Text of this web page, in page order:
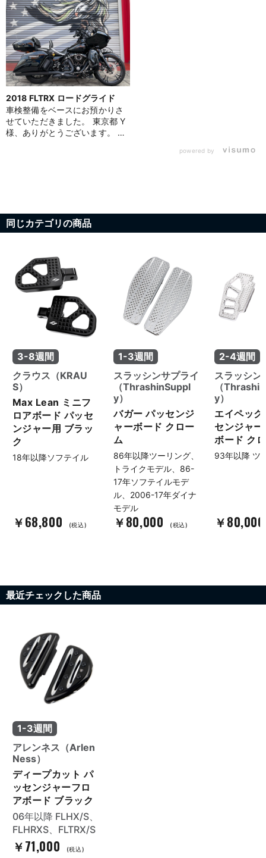
2018 FLTRX ロードグライド
車検整備をベースにお預かりさ
せていただきました。 東京都 Y
様、ありがとうございます。 今
で交換し、オイルフィルターの
交換・洗浄も実施。 ツーリング
モデルらしい重厚な走りを内部
っています。 カスタム済みのロ
ードグライドの車検整備は、ぜ
ひパインバレーにお任せくださ
い。 No.133881
powered by
お買い物を続ける
同じカテゴリの商品
3-8週間
クラウス（KRAU
S）
Max Lean ミニフ
ロアボード パッセ
ンジャー用 ブラッ
ク
18年以降ソフテイル
￥68,800 (税込)
1-3週間
スラッシンサプライ
（ThrashinSuppl
y）
バガー パッセンジ
ャーボード クロー
ム
86年以降ツーリング、
トライクモデル、86-
17年ソフテイルモデ
ル、2006-17年ダイナ
モデル
￥80,000 (税込)
2-4週間
スラッシン
（
y）
エイペッ
センジャ
ボード ク
93年以降 ツ
￥
最近チェックした商品
1-3週間
アレンネス（Arlen
Ness）
ディープカット パ
ッセンジャーフロ
アボード ブラック
06年以降 FLHX/S、
FLHRXS、FLTRX/S
￥71,000 (税込)